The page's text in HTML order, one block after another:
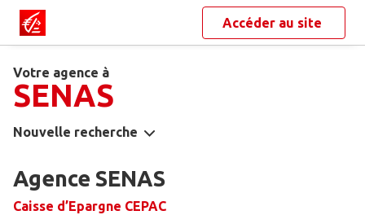
Accéder au site
Votre agence à
SENAS
Nouvelle recherche
Agence SENAS
Caisse d’Epargne CEPAC